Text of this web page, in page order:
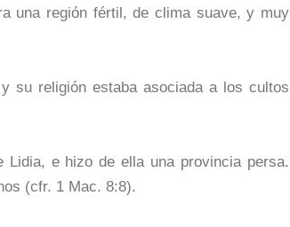
una región fértil, de clima suave, y muy
su religión estaba asociada a los cultos
e hizo de ella una provincia persa.
(cfr. 1 Mac. 8:8).